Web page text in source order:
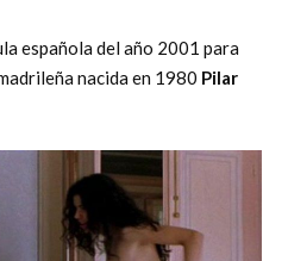
española del año 2001 para
nacida en 1980 Pilar